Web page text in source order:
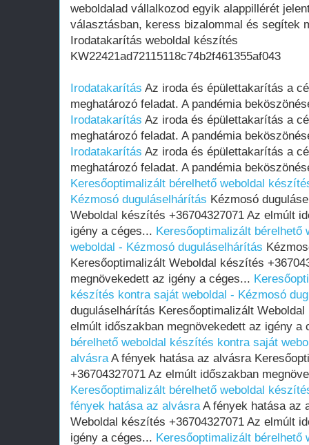
weboldalad vállalkozod egyik alappillérét
választásban, keress bizalommal és segítek
Irodatakarítás weboldal készítés
KW22421ad72115118c74b2f461355af043
Irodatakarítás Az iroda és épülettakarítás a
meghatározó feladat. A pandémia
Irodatakarítás Az iroda és épülettakarítás a
meghatározó feladat. A pandémia
Irodatakarítás Az iroda és épülettakarítás a
meghatározó feladat. A pandémia
Keresőoptimalizált bérelhető weboldal
Kézmosó duguláselhárítás Kézmosó
Weboldal készítés +36704327071 Az elmúlt
igény a céges... Keresőoptimalizált
weboldal - Kézmosó duguláselhárítás
Keresőoptimalizált Weboldal készítés
megnövekedett az igény a céges...
készítés kontra saját weboldal - Kézmosó
duguláselhárítás Keresőoptimalizált
elmúlt időszakban megnövekedett az igény a
bérelhető weboldal készítés kontra saját
alvásraA fények hatása az alvásra
+36704327071 Az elmúlt időszakban
Keresőoptimalizált bérelhető weboldal
fények hatása az alvásraA fények hatása az
Weboldal készítés +36704327071 Az elmúlt
igény a céges... Keresőoptimalizált